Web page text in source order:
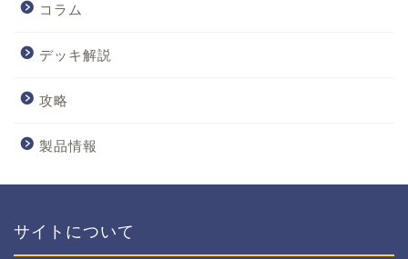
コラム
デッキ解説
攻略
製品情報
サイトについて